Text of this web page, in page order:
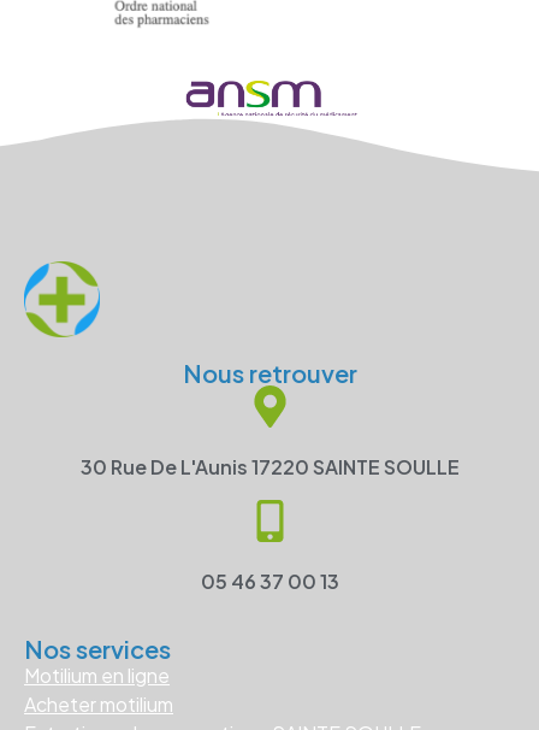
Nous retrouver
30 Rue De L'Aunis 17220 SAINTE SOULLE
05 46 37 00 13
Nos services
Motilium en ligne
Acheter motilium